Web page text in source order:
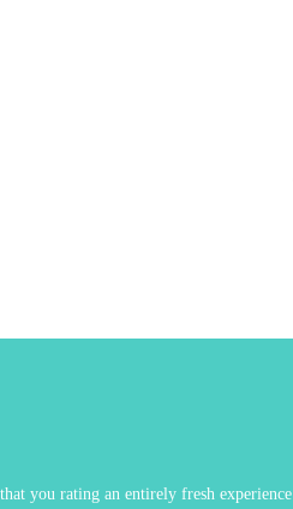
you rating an entirely fresh experience